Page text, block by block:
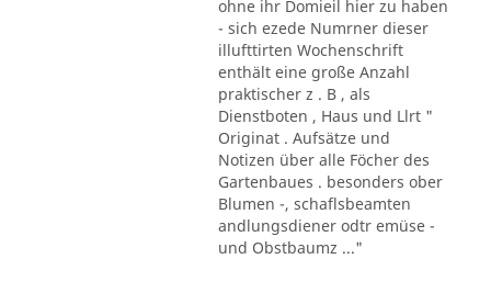
ohne ihr Domieil hier zu haben
- sich ezede Numrner dieser
illufttirten Wochenschrift
enthält eine große Anzahl
praktischer z . B , als
Dienstboten , Haus und Llrt "
Originat . Aufsätze und
Notizen über alle Föcher des
Gartenbaues . besonders ober
Blumen -, schaflsbeamten
andlungsdiener odtr emüse -
und Obstbaumz ..."